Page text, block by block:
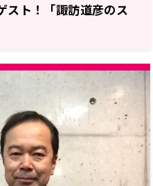
スト！「諏訪道彦のス